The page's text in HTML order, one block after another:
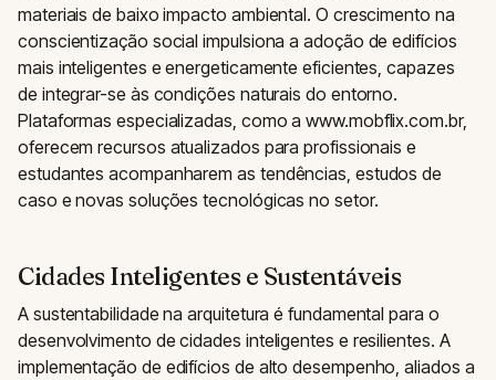
materiais de baixo impacto ambiental. O crescimento na
conscientização social impulsiona a adoção de edifícios
mais inteligentes e energeticamente eficientes, capazes
de integrar-se às condições naturais do entorno.
Plataformas especializadas, como a www.mobflix.com.br,
oferecem recursos atualizados para profissionais e
estudantes acompanharem as tendências, estudos de
caso e novas soluções tecnológicas no setor.
Cidades Inteligentes e Sustentáveis
A sustentabilidade na arquitetura é fundamental para o
desenvolvimento de cidades inteligentes e resilientes. A
implementação de edifícios de alto desempenho, aliados a